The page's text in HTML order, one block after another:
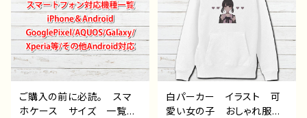
ご購入の前に必読。 スマ
ホケース サイズ 一覧
白パーカー イラスト 可
愛い女の子 おしゃれ服